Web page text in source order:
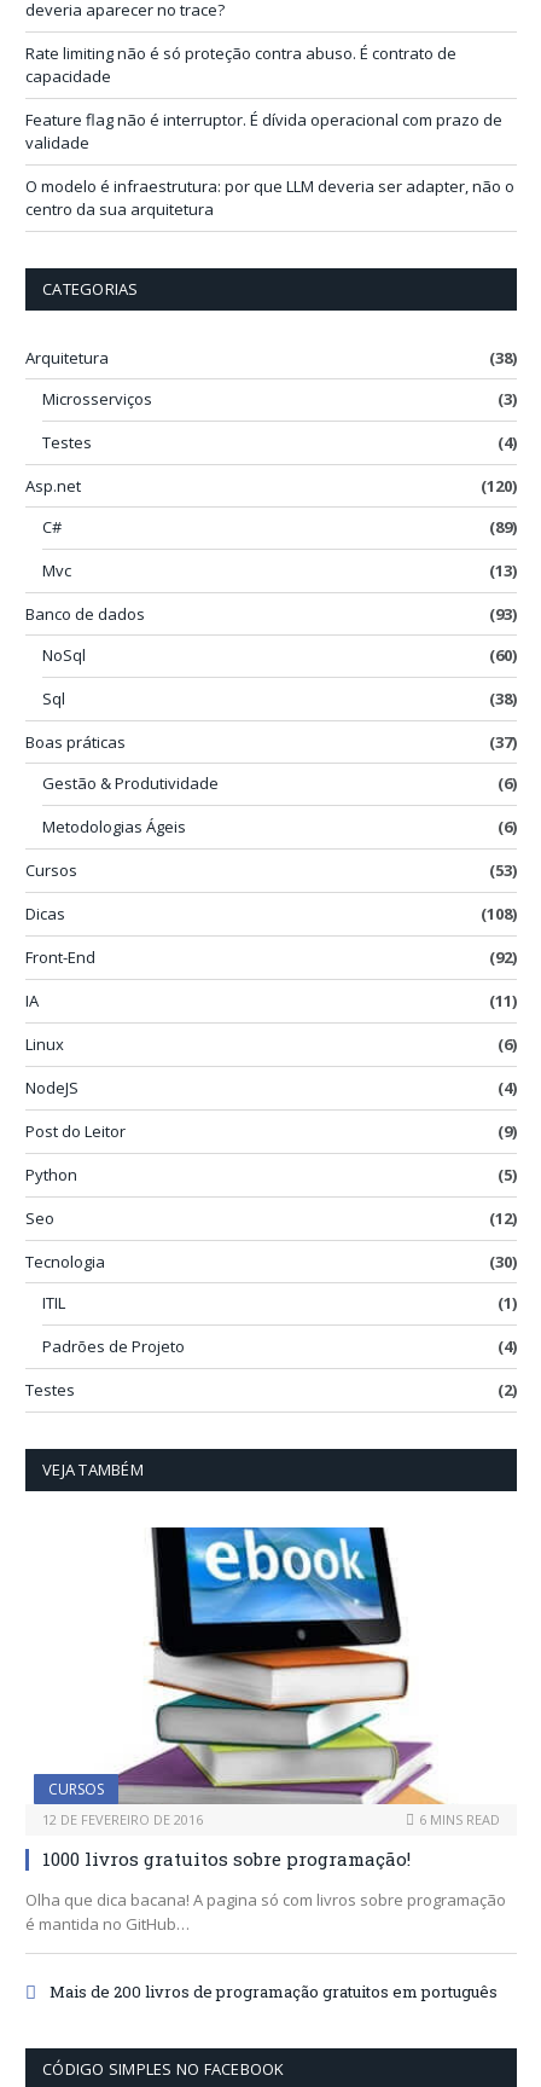
deveria aparecer no trace?
Rate limiting não é só proteção contra abuso. É contrato de
capacidade
Feature flag não é interruptor. É dívida operacional com prazo de
validade
O modelo é infraestrutura: por que LLM deveria ser adapter, não o
centro da sua arquitetura
CATEGORIAS
Arquitetura
(38)
Microsserviços
(3)
Testes
(4)
Asp.net
(120)
C#
(89)
Mvc
(13)
Banco de dados
(93)
NoSql
(60)
Sql
(38)
Boas práticas
(37)
Gestão & Produtividade
(6)
Metodologias Ágeis
(6)
Cursos
(53)
Dicas
(108)
Front-End
(92)
IA
(11)
Linux
(6)
NodeJS
(4)
Post do Leitor
(9)
Python
(5)
Seo
(12)
Tecnologia
(30)
ITIL
(1)
Padrões de Projeto
(4)
Testes
(2)
VEJA TAMBÉM
CURSOS
12 DE FEVEREIRO DE 2016 6 MINS READ
1000 livros gratuitos sobre programação!
Olha que dica bacana! A pagina só com livros sobre programação
é mantida no GitHub…
Mais de 200 livros de programação gratuitos em português
CÓDIGO SIMPLES NO FACEBOOK